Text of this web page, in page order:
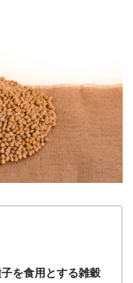
を食用とする雑穀